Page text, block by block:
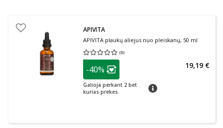
APIVITA
APIVITA plaukų aliejus nuo pleiskanų, 50 ml
(0)
Vidutinis įvertinimas 0.00
patarimas
Lojalumo klubo narių nuolaida
-40%
Galioja perkant 2 bet
kurias prekes.
patarimas
19,19 €